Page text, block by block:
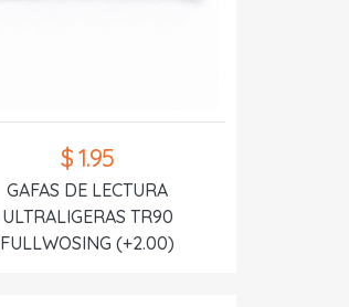
$ 1.95
GAFAS DE LECTURA
ULTRALIGERAS TR90
FULLWOSING (+2.00)